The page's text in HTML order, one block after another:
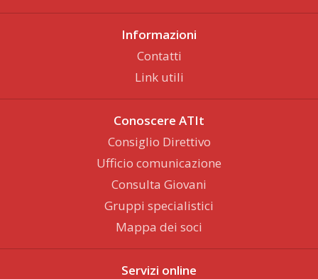
Informazioni
Contatti
Link utili
Conoscere ATIt
Consiglio Direttivo
Ufficio comunicazione
Consulta Giovani
Gruppi specialistici
Mappa dei soci
Servizi online